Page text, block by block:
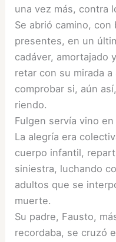
una vez más, contra
Se abrió camino,
presentes, en un
cadáver, amortajado
retar con su mirada
comprobar si, aún
riendo.
Fulgen servía vino
La alegría era
cuerpo infantil,
siniestra, luchando
adultos que se
muerte.
Su padre, Fausto,
recordaba, se cruzó